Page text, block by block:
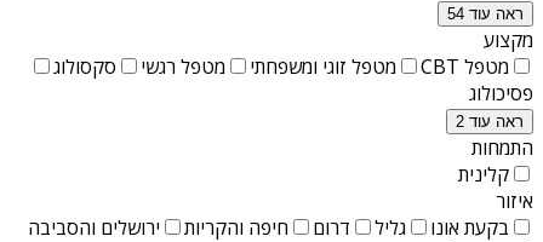
ראה עוד 54
מקצוע
מטפל CBT
מטפל זוגי ומשפחתי מטפל רגשי
סקסולוג
פסיכולוג
ראה עוד 2
התמחות
קלינית
איזור
בקעת אונו
גליל דרום חיפה והקריות ירושלים והסביבה